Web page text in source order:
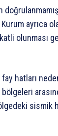
ayrıca
olunması
hatları
sismik